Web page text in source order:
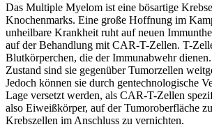
Das Multiple Myelom ist eine bösartige
Knochenmarks. Eine große Hoffnung im
unheilbare Krankheit ruht auf neuen
auf der Behandlung mit CAR-T-Zellen. T-
Blutkörperchen, die der Immunabwehr
Zustand sind sie gegenüber Tumorzellen
Jedoch können sie durch gentechnologische
Lage versetzt werden, als CAR-T-Zellen
also Eiweißkörper, auf der Tumoroberfläche
Krebszellen im Anschluss zu vernichten.